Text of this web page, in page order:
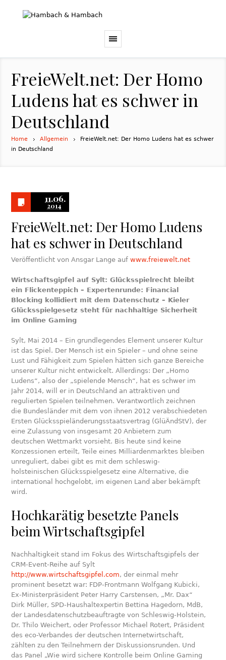
FreieWelt.net: Der Homo
Ludens hat es schwer in
Deutschland
Home Allgemein
FreieWelt.net: Der Homo Ludens hat es schwer
in Deutschland
11.06.
2014
FreieWelt.net: Der Homo Ludens
hat es schwer in Deutschland
Veröffentlicht von Ansgar Lange aufwww.freiewelt.net
Wirtschaftsgipfel auf Sylt: Glücksspielrecht bleibt
ein Flickenteppich – Expertenrunde: Financial
Blocking kollidiert mit dem Datenschutz – Kieler
Glücksspielgesetz steht für nachhaltige Sicherheit
im Online Gaming
Sylt, Mai 2014 – Ein grundlegendes Element unserer Kultur
ist das Spiel. Der Mensch ist ein Spieler – und ohne seine
Lust und Fähigkeit zum Spielen hätten sich ganze Bereiche
unserer Kultur nicht entwickelt. Allerdings: Der „Homo
Ludens“, also der „spielende Mensch“, hat es schwer im
Jahr 2014, will er in Deutschland an attraktiven und
regulierten Spielen teilnehmen. Verantwortlich zeichnen
die Bundesländer mit dem von ihnen 2012 verabschiedeten
Ersten Glücksspieländerungsstaatsvertrag (GlüÄndStV), der
eine Zulassung von insgesamt 20 Anbietern zum
deutschen Wettmarkt vorsieht. Bis heute sind keine
Konzessionen erteilt, Teile eines Milliardenmarktes bleiben
unreguliert, dabei gibt es mit dem schleswig-
holsteinischen Glücksspielgesetz eine Alternative, die
international hochgelobt, im eigenen Land aber bekämpft
wird.
Hochkarätig besetzte Panels
beim Wirtschaftsgipfel
Nachhaltigkeit stand im Fokus des Wirtschaftsgipfels der
CRM-Event-Reihe auf Sylt
http://www.wirtschaftsgipfel.com, der einmal mehr
prominent besetzt war: FDP-Frontmann Wolfgang Kubicki,
Ex-Ministerpräsident Peter Harry Carstensen, „Mr. Dax“
Dirk Müller, SPD-Haushaltexpertin Bettina Hagedorn, MdB,
der Landesdatenschutzbeauftragte von Schleswig-Holstein,
Dr. Thilo Weichert, oder Professor Michael Rotert, Präsident
des eco-Verbandes der deutschen Internetwirtschaft,
zählten zu den Teilnehmern der Diskussionsrunden. Und
das Panel „Wie wird sichere Kontrolle beim Online Gaming